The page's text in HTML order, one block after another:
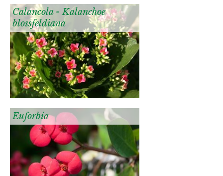
Calancola - Kalanchoe
blossfeldiana
Euforbia